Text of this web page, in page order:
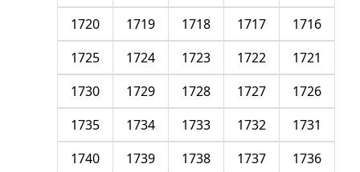
1716
1717
1718
1719
1720
1721
1722
1723
1724
1725
1726
1727
1728
1729
1730
1731
1732
1733
1734
1735
1736
1737
1738
1739
1740